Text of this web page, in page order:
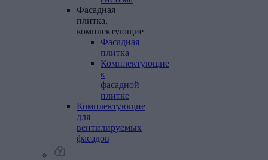
Фасадная
плитка,
комплектующие
Фасадная
плитка
Комплектующие
к
фасадной
плитке
Комплектующие
для
вентилируемых
фасадов